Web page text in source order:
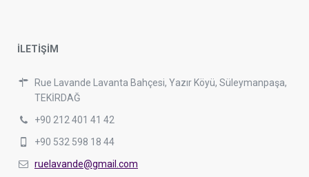
İLETİŞİM
Rue Lavande Lavanta Bahçesi, Yazır Köyü, Süleymanpaşa,
TEKİRDAĞ
+90 212 401 41 42
+90 532 598 18 44
ruelavande@gmail.com